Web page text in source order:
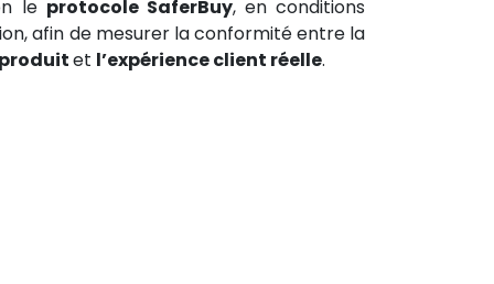
le protocole SaferBuy, en conditions
afin de mesurer la conformité entre la
et l’expérience client réelle.